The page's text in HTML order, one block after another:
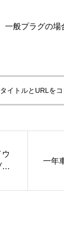
般プラグの
イトルとURLを
一年